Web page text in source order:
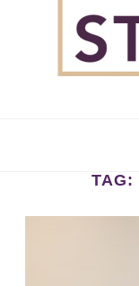
TAG: